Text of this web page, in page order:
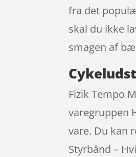
fra det
skal du ikke
smagen af
Fizik Tempo
varegruppen
vare. Du kan
Styrbånd –